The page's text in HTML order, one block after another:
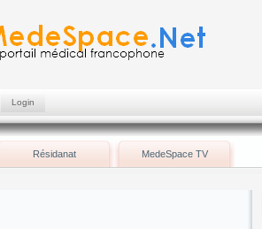
Résidanat MedeSpace TV